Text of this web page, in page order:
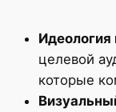
Идеология
целевой
которые